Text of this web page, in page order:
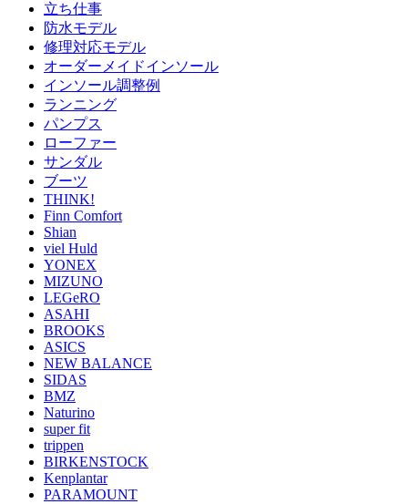
立ち仕事
防水モデル
修理対応モデル
オーダーメイドインソール
インソール調整例
ランニング
パンプス
ローファー
サンダル
ブーツ
THINK!
Finn Comfort
Shian
viel Huld
YONEX
MIZUNO
LEGeRO
ASAHI
BROOKS
ASICS
NEW BALANCE
SIDAS
BMZ
Naturino
super fit
trippen
BIRKENSTOCK
Kenplantar
PARAMOUNT